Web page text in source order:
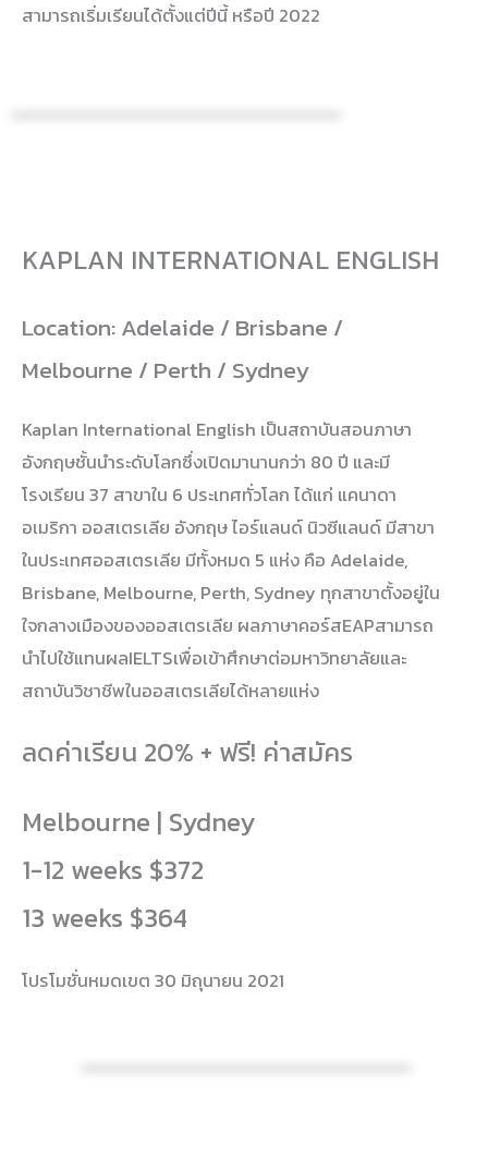
สามารถเริ่มเรียนได้ตั้งแต่ปีนี้ หรือปี 2022
KAPLAN INTERNATIONAL ENGLISH
Location: Adelaide / Brisbane /
Melbourne / Perth / Sydney
Kaplan International English เป็นสถาบันสอนภาษา
อังกฤษชั้นนำระดับโลกซึ่งเปิดมานานกว่า 80 ปี และมี
โรงเรียน 37 สาขาใน 6 ประเทศทั่วโลก ได้แก่ แคนาดา
อเมริกา ออสเตรเลีย อังกฤษ ไอร์แลนด์ นิวซีแลนด์ มีสาขา
ในประเทศออสเตรเลีย มีทั้งหมด 5 แห่ง คือ Adelaide,
Brisbane, Melbourne, Perth, Sydney ทุกสาขาตั้งอยู่ใน
ใจกลางเมืองของออสเตรเลีย ผลภาษาคอร์สEAPสามารถ
นำไปใช้แทนผลIELTSเพื่อเข้าศึกษาต่อมหาวิทยาลัยและ
สถาบันวิชาชีพในออสเตรเลียได้หลายแห่ง
ลดค่าเรียน 20% + ฟรี! ค่าสมัคร
Melbourne | Sydney
1-12 weeks $372
13 weeks $364
โปรโมชั่นหมดเขต 30 มิถุนายน 2021